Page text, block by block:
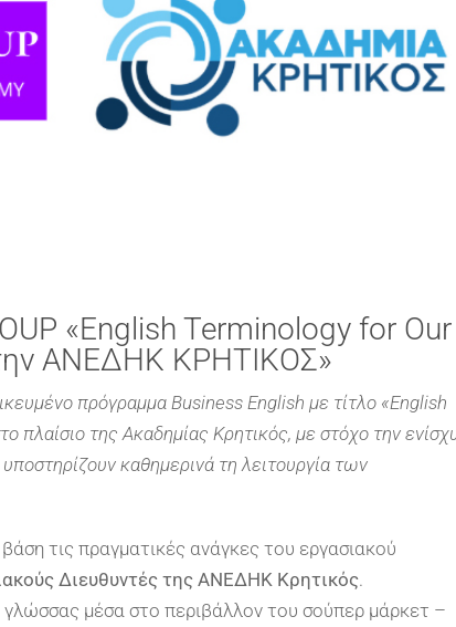
«English Terminology for Our
ΑΝΕΔΗΚ ΚΡΗΤΙΚΟΣ»
πρόγραμμα Business English με τίτλο «English
της Ακαδημίας Κρητικός, με στόχο την
καθημερινά τη λειτουργία των
τις πραγματικές ανάγκες του εργασιακού
Διευθυντές της ΑΝΕΔΗΚ Κρητικός.
μέσα στο περιβάλλον του σούπερ μάρκετ –